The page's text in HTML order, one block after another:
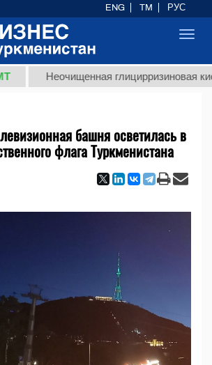
Неочищенная глицирризиновая кислота
башня осветилась в
флага Туркменистана
ENG TM РУС